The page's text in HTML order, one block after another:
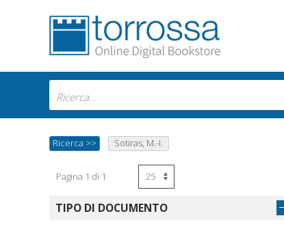
Ricerca >> Sotiras, M.-I.
Pagina 1 di 1
TIPO DI DOCUMENTO